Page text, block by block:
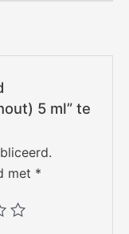
5 ml” te
met *